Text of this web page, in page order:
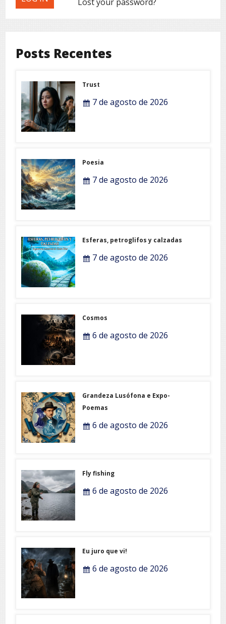
Posts Recentes
Trust
7 de agosto de 2026
Poesia
7 de agosto de 2026
Esferas, petroglifos y calzadas
7 de agosto de 2026
Cosmos
6 de agosto de 2026
Grandeza Lusófona e Expo-
Poemas
6 de agosto de 2026
Fly fishing
6 de agosto de 2026
Eu juro que vi!
6 de agosto de 2026